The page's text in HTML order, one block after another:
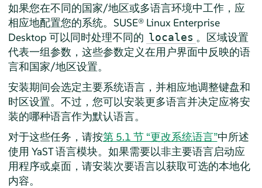
如果您在不同的国家/地区或多语言环境中工作，应
相应地配置您的系统。 SUSE® Linux Enterprise
Desktop 可以同时处理不同的 locales 。区域设置
代表一组参数，这些参数定义在用户界面中反映的语
言和国家/地区设置。
安装期间会选定主要系统语言，并相应地调整键盘和
时区设置。不过，您可以安装更多语言并决定应将安
装的哪种语言作为默认语言。
对于这些任务，请按第 5.1 节 “更改系统语言”中所述
使用 YaST 语言模块。如果需要以非主要语言启动应
用程序或桌面，请安装次要语言以获取可选的本地化
内容。